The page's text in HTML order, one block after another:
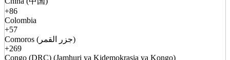
+86
Colombia
+57
Comoros (جزر القمر)
+269
Congo (DRC) (Jamhuri ya Kidemokrasia ya Kongo)